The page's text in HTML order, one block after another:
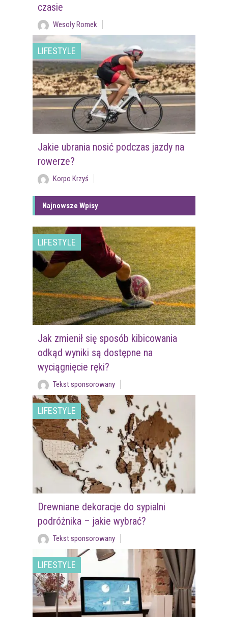
czasie
Wesoły Romek
LIFESTYLE
Jakie ubrania nosić podczas jazdy na
rowerze?
Korpo Krzyś
Najnowsze Wpisy
LIFESTYLE
Jak zmienił się sposób kibicowania
odkąd wyniki są dostępne na
wyciągnięcie ręki?
Tekst sponsorowany
LIFESTYLE
Drewniane dekoracje do sypialni
podróżnika – jakie wybrać?
Tekst sponsorowany
LIFESTYLE